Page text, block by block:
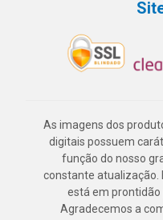
As imagens dos
digitais possuem
função do nosso
constante atualização.
está em
Agradecemos a